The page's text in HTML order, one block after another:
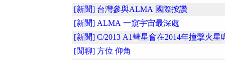
[新聞] 台灣參與ALMA 國際按讚
[新聞] ALMA 一窺宇宙最深處
[新聞] C/2013 A1彗星會在2014年撞擊火星
[閒聊] 方位 仰角